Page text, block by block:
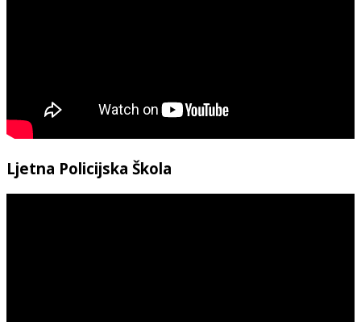
Ljetna Policijska Škola